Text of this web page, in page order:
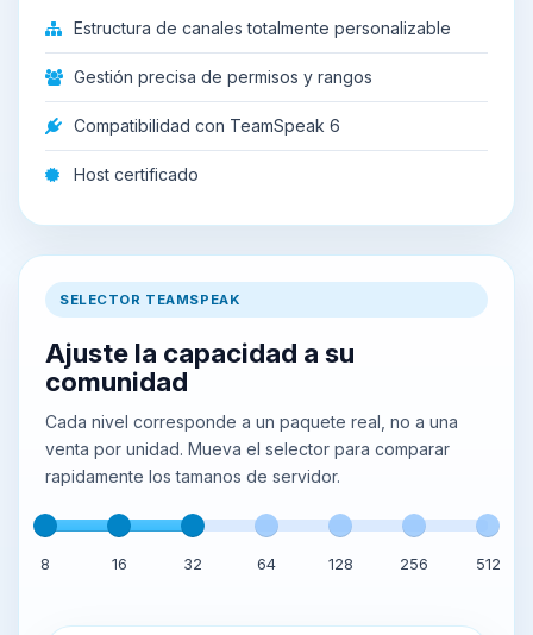
Estructura de canales totalmente personalizable
Gestión precisa de permisos y rangos
Compatibilidad con TeamSpeak 6
Host certificado
SELECTOR TEAMSPEAK
Ajuste la capacidad a su
comunidad
Cada nivel corresponde a un paquete real, no a una
venta por unidad. Mueva el selector para comparar
rapidamente los tamanos de servidor.
8 16 32 64 128 256 512